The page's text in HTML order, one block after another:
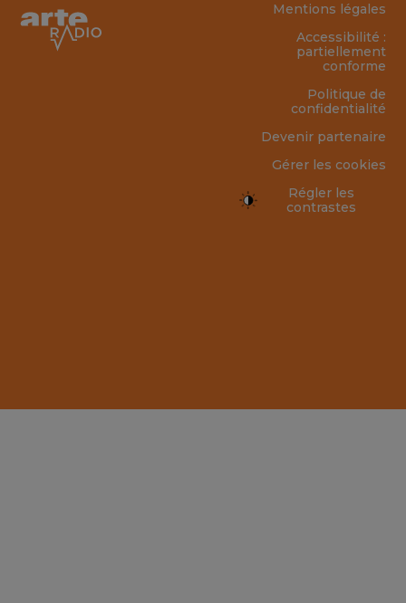
Mentions légales
Accessibilité :
partiellement
conforme
Politique de
confidentialité
Devenir partenaire
Gérer les cookies
Régler les
contrastes